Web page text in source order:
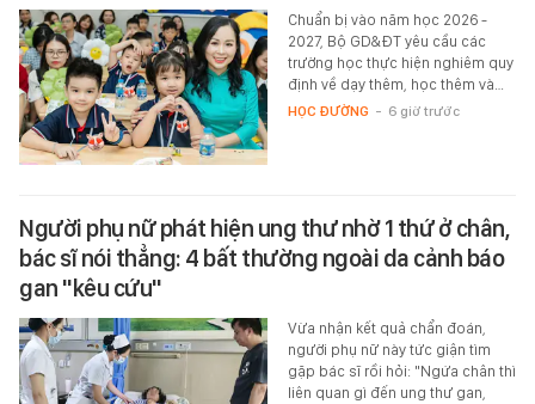
Chuẩn bị vào năm học 2026 -
2027, Bộ GD&ĐT yêu cầu các
trường học thực hiện nghiêm quy
định về dạy thêm, học thêm và…
HỌC ĐƯỜNG - 6 giờ trước
Người phụ nữ phát hiện ung thư nhờ 1 thứ ở chân,
bác sĩ nói thẳng: 4 bất thường ngoài da cảnh báo
gan "kêu cứu"
Vừa nhận kết quả chẩn đoán,
người phụ nữ này tức giận tìm
gặp bác sĩ rồi hỏi: "Ngứa chân thì
liên quan gì đến ung thư gan,